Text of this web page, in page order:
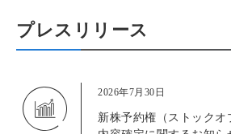
プレスリリース
2026年7月30日
新株予約権（ストックオ